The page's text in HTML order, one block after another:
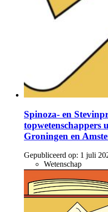
Spinoza- en
topwetenschappers
Groningen en
Gepubliceerd op: 1 juli
Wetenschap